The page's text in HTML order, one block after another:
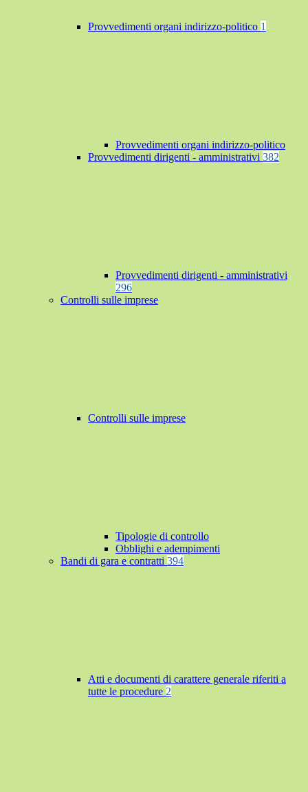
Provvedimenti organi indirizzo-politico 1
Provvedimenti organi indirizzo-politico
Provvedimenti dirigenti - amministrativi 382
Provvedimenti dirigenti - amministrativi
296
Controlli sulle imprese
Controlli sulle imprese
Tipologie di controllo
Obblighi e adempimenti
Bandi di gara e contratti 394
Atti e documenti di carattere generale riferiti a
tutte le procedure 2